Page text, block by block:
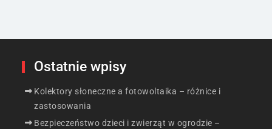
Ostatnie wpisy
Kolektory słoneczne a fotowoltaika – różnice i
zastosowania
Bezpieczeństwo dzieci i zwierząt w ogrodzie –